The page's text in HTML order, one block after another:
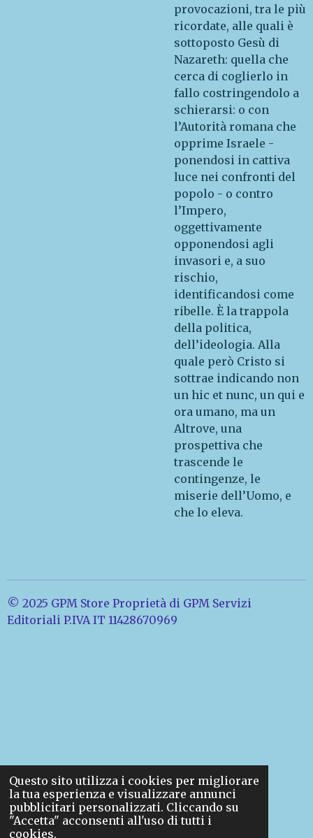
Questo sito utilizza i cookies per migliorare
la tua esperienza e visualizzare annunci
pubblicitari personalizzati. Cliccando su
"Accetta" acconsenti all'uso di tutti i
cookies.
provocazioni, tra le più
ricordate, alle quali è
sottoposto Gesù di
Nazareth: quella che
cerca di coglierlo in
fallo costringendolo a
schierarsi: o con
l’Autorità romana che
opprime Israele -
ponendosi in cattiva
luce nei confronti del
popolo - o contro
l’Impero,
oggettivamente
opponendosi agli
invasori e, a suo
rischio,
identificandosi come
ribelle. È la trappola
della politica,
dell’ideologia. Alla
quale però Cristo si
sottrae indicando non
un hic et nunc, un qui e
ora umano, ma un
Altrove, una
prospettiva che
trascende le
contingenze, le
miserie dell’Uomo, e
che lo eleva.
© 2025 GPM Store Proprietà di GPM Servizi
Editoriali P.IVA IT 11428670969